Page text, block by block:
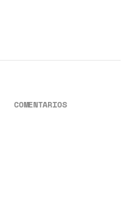
COMENTARIOS